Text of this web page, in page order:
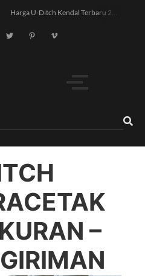
Harga U-Ditch Kendal Terbaru 2026 | Supplier Precast Berkualitas Free Pengiriman
Jual Paving Block Semarang: Mana Lebih Unggul, Harga atau Kualitas?
Harga U Ditch 80x80x120: Pandangan Humanis yang Buka Mata Pasar
–